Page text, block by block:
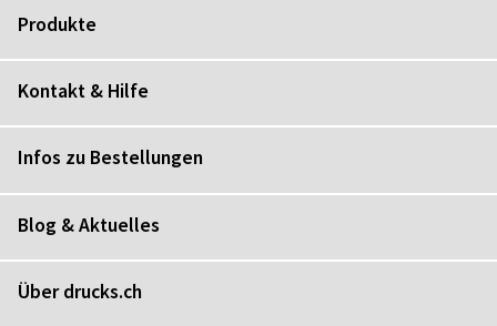
Produkte
Kontakt & Hilfe
Infos zu Bestellungen
Blog & Aktuelles
Über drucks.ch